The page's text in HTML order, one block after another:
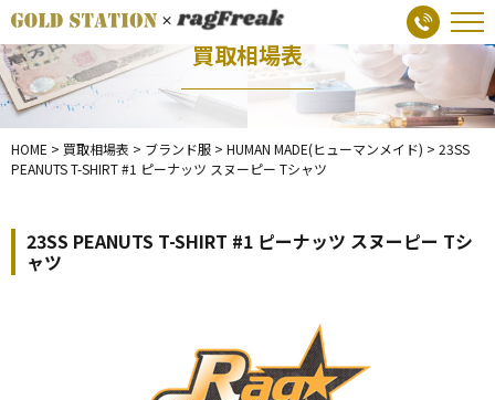
買取相場表
HOME > 買取相場表 > ブランド服 > HUMAN MADE(ヒューマンメイド) > 23SS
PEANUTS T-SHIRT #1 ピーナッツ スヌーピー Tシャツ
23SS PEANUTS T-SHIRT #1 ピーナッツ スヌーピー Tシ
ャツ